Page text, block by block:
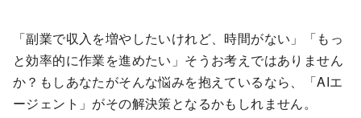
「副業で収入を増やしたいけれど、時間がない」「もっ
と効率的に作業を進めたい」そうお考えではありません
か？もしあなたがそんな悩みを抱えているなら、「AIエ
ージェント」がその解決策となるかもしれません。